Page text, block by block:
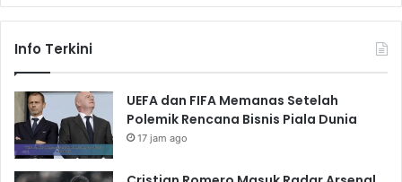
Info Terkini
UEFA dan FIFA Memanas Setelah
Polemik Rencana Bisnis Piala Dunia
17 jam ago